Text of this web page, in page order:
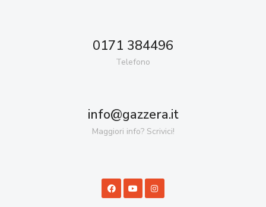
0171 384496
Telefono
info@gazzera.it
Maggiori info? Scrivici!